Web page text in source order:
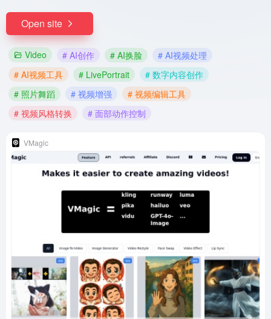
Open site
Video # AI创作 # AI换脸
# AI视频处理
# AI视频工具
# LivePortrait
# 数字内容创作
# 照片舞蹈
# 视频增强
# 视频编辑工具
# 视频风格转换
# 面部动作控制
VMagic